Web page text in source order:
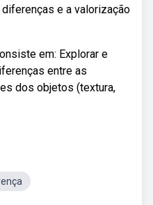
e a valorização
em: Explorar e
entre as
dos objetos (textura,